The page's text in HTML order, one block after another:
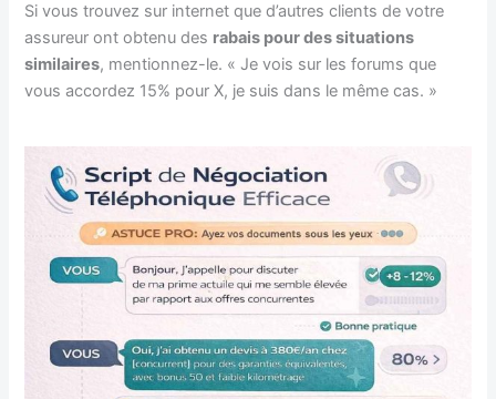
Si vous trouvez sur internet que d’autres clients de votre
assureur ont obtenu des rabais pour des situations
similaires, mentionnez-le. « Je vois sur les forums que
vous accordez 15% pour X, je suis dans le même cas. »